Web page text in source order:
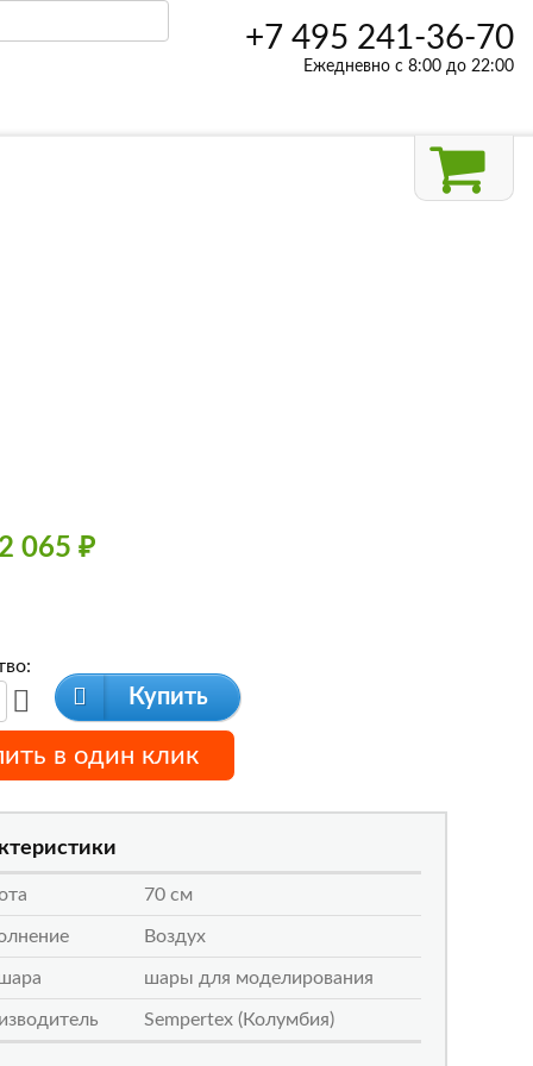
+7 495 241-36-70
Ежедневно с 8:00 до 22:00
2 065 ₽
Купить
в один клик
70 см
Воздух
шары для моделирования
Sempertex (Колумбия)